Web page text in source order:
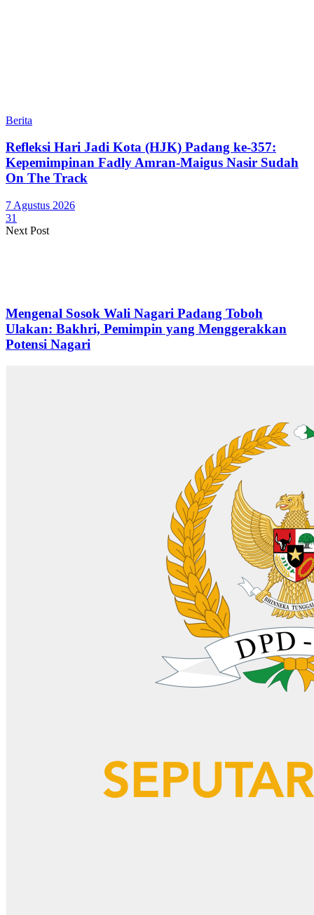
Berita
Refleksi Hari Jadi Kota (HJK) Padang ke-357:
Kepemimpinan Fadly Amran-Maigus Nasir Sudah
On The Track
7 Agustus 2026
31
Next Post
Mengenal Sosok Wali Nagari Padang Toboh
Ulakan: Bakhri, Pemimpin yang Menggerakkan
Potensi Nagari